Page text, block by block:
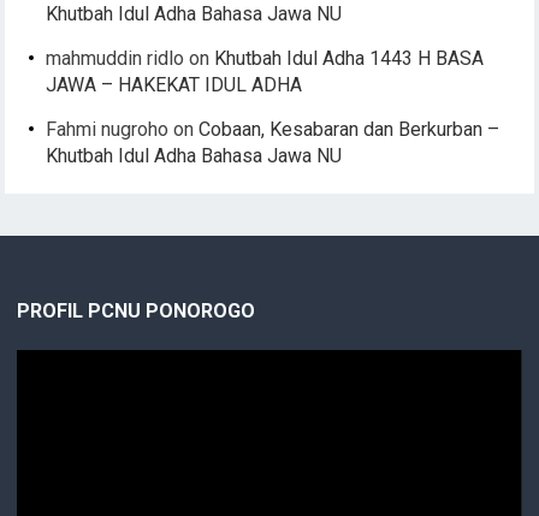
Khutbah Idul Adha Bahasa Jawa NU
mahmuddin ridlo on Khutbah Idul Adha 1443 H BASA
JAWA – HAKEKAT IDUL ADHA
Fahmi nugroho onCobaan, Kesabaran dan Berkurban –
Khutbah Idul Adha Bahasa Jawa NU
PROFIL PCNU PONOROGO